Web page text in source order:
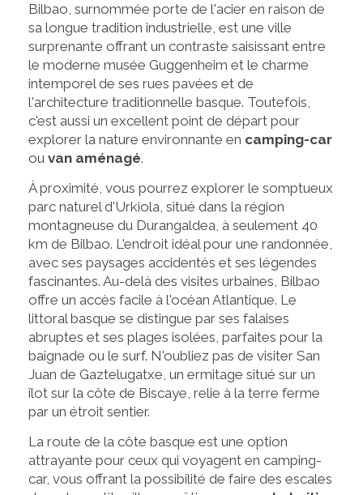
Bilbao, surnommée porte de l'acier en raison de
sa longue tradition industrielle, est une ville
surprenante offrant un contraste saisissant entre
le moderne musée Guggenheim et le charme
intemporel de ses rues pavées et de
l'architecture traditionnelle basque. Toutefois,
c'est aussi un excellent point de départ pour
explorer la nature environnante en camping-car
ou van aménagé.
À proximité, vous pourrez explorer le somptueux
parc naturel d'Urkiola, situé dans la région
montagneuse du Durangaldea, à seulement 40
km de Bilbao. L'endroit idéal pour une randonnée,
avec ses paysages accidentés et ses légendes
fascinantes. Au-delà des visites urbaines, Bilbao
offre un accès facile à l'océan Atlantique. Le
littoral basque se distingue par ses falaises
abruptes et ses plages isolées, parfaites pour la
baignade ou le surf. N'oubliez pas de visiter San
Juan de Gaztelugatxe, un ermitage situé sur un
îlot sur la côte de Biscaye, relie à la terre ferme
par un étroit sentier.
La route de la côte basque est une option
attrayante pour ceux qui voyagent en camping-
car, vous offrant la possibilité de faire des escales